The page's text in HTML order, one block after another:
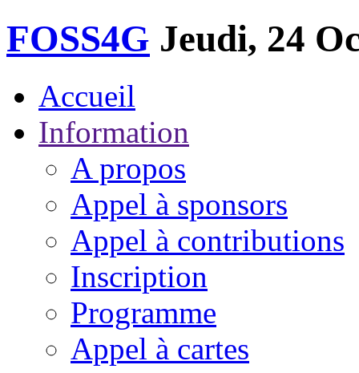
FOSS4G Jeudi, 24
Accueil
Information
A propos
Appel à sponsors
Appel à contributions
Inscription
Programme
Appel à cartes